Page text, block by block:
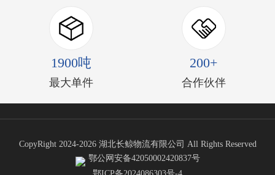
1900吨
最大单件
200+
合作伙伴
CopyRight 2024-2026 湖北长鲸物流有限公司 All Rights Reserved
鄂公网安备42050002420837号